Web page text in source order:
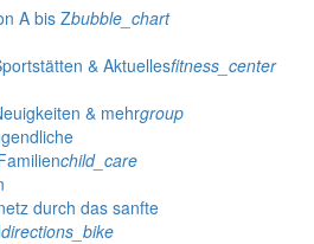
A bis Zbubble_chart
& Aktuellesfitness_center
& mehrgroup
child_care
durch das sanfte
directions_bike